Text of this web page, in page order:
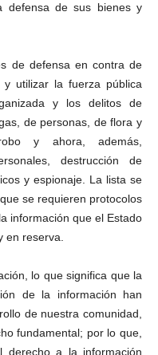
defensa de sus bienes y
de defensa en contra de
utilizar la fuerza pública
y los delitos de
de personas, de flora y
y ahora, además,
destrucción de
y espionaje. La lista se
se requieren protocolos
información que el Estado
en reserva.
lo que significa que la
de la información han
de nuestra comunidad,
fundamental; por lo que,
derecho a la información